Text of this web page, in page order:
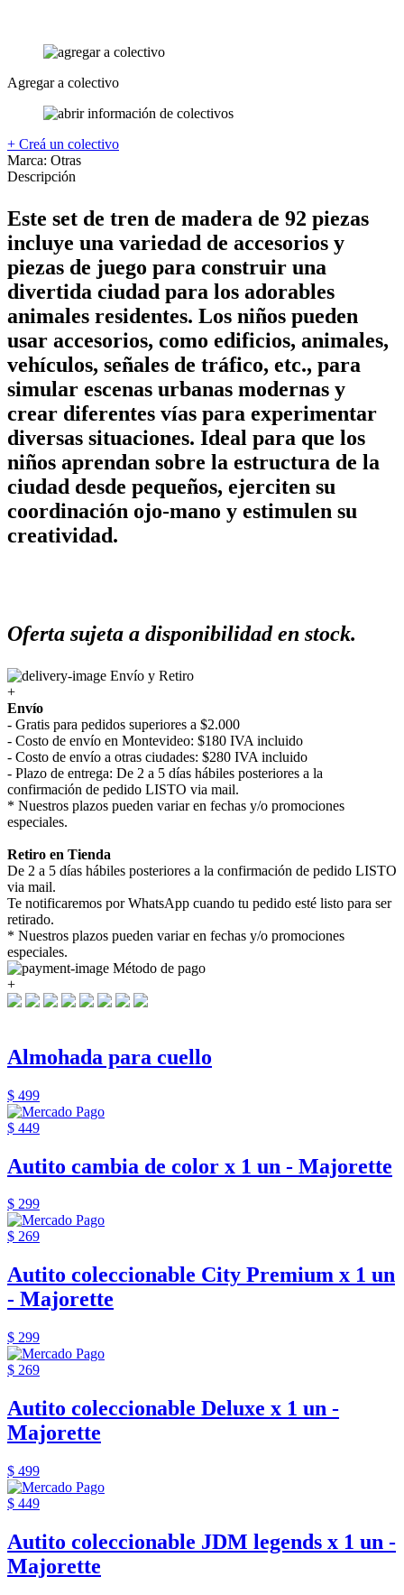
Agregar a colectivo
+ Creá un colectivo
Marca: Otras
Descripción
Este set de tren de madera de 92 piezas
incluye una variedad de accesorios y
piezas de juego para construir una
divertida ciudad para los adorables
animales residentes. Los niños pueden
usar accesorios, como edificios, animales,
vehículos, señales de tráfico, etc., para
simular escenas urbanas modernas y
crear diferentes vías para experimentar
diversas situaciones. Ideal para que los
niños aprendan sobre la estructura de la
ciudad desde pequeños, ejerciten su
coordinación ojo-mano y estimulen su
creatividad.
Oferta sujeta a disponibilidad en stock.
Envío y Retiro
+
Envío
- Gratis para pedidos superiores a $2.000
- Costo de envío en Montevideo: $180 IVA incluido
- Costo de envío a otras ciudades: $280 IVA incluido
- Plazo de entrega: De 2 a 5 días hábiles posteriores a la
confirmación de pedido LISTO via mail.
* Nuestros plazos pueden variar en fechas y/o promociones
especiales.
Retiro en Tienda
De 2 a 5 días hábiles posteriores a la confirmación de pedido LISTO
via mail.
Te notificaremos por WhatsApp cuando tu pedido esté listo para ser
retirado.
* Nuestros plazos pueden variar en fechas y/o promociones
especiales.
Método de pago
+
Almohada para cuello
$ 499
$ 449
Autito cambia de color x 1 un - Majorette
$ 299
$ 269
Autito coleccionable City Premium x 1 un
- Majorette
$ 299
$ 269
Autito coleccionable Deluxe x 1 un -
Majorette
$ 499
$ 449
Autito coleccionable JDM legends x 1 un -
Majorette